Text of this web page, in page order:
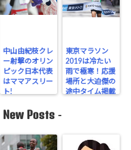
中山由紀枝クレ
ー射撃のオリン
ピック日本代表
はママアスリー
ト!
東京マラソン
2019は冷たい
雨で極寒！応援
場所と大迫傑の
途中タイム掲載
New Posts -